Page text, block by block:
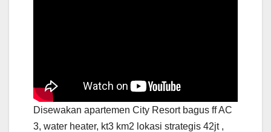
Disewakan apartemen City Resort bagus ff AC
3, water heater, kt3 km2 lokasi strategis 42jt ,